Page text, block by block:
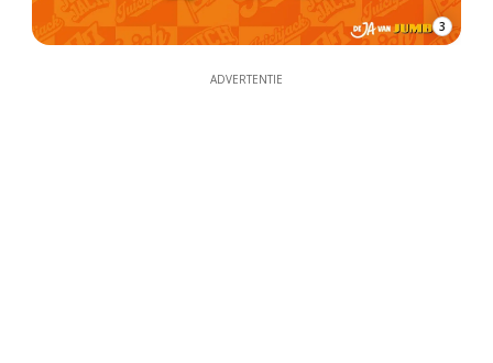
3
ADVERTENTIE